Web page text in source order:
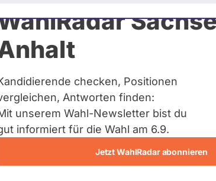
checken, Positionen
Antworten finden:
unserem Wahl-Newsletter bist du
informiert für die Wahl am 6.9.
Jetzt WahlRadar abonnieren
der sich mit einem
für Verfassungsschutz im